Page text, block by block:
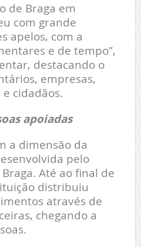
de Braga em
com grande
apelos, com a
e de tempo”,
destacando o
empresas,
cidadãos.
apoiadas
a dimensão da
pelo
Até ao final de
distribuiu
através de
chegando a